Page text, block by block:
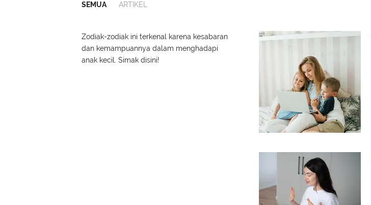
SEMUA ARTIKEL
Zodiak-zodiak ini terkenal karena kesabaran
dan kemampuannya dalam menghadapi
anak kecil. Simak disini!